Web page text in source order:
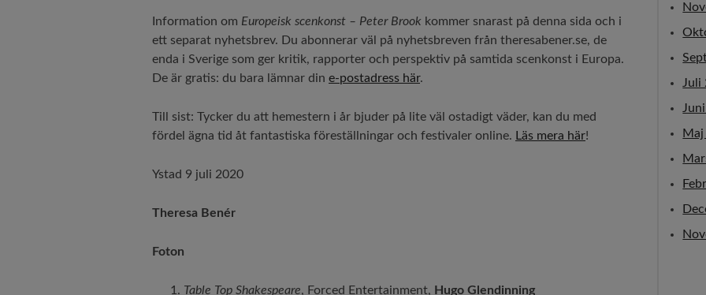
Information om Europeisk scenkonst – Peter Brook kommer snarast på denna sida och i
ett separat nyhetsbrev. Du abonnerar väl på nyhetsbreven från theresabener.se, de
enda i Sverige som ger kritik, rapporter och perspektiv på samtida scenkonst i Europa.
De är gratis: du bara lämnar din e-postadress här.
Till sist: Tycker du att hemestern i år bjuder på lite väl ostadigt väder, kan du med
fördel ägna tid åt fantastiska föreställningar och festivaler online. Läs mera här!
Ystad 9 juli 2020
Theresa Benér
Foton
Table Top Shakespeare, Forced Entertainment, Hugo Glendinning
Juli